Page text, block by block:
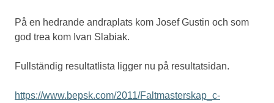
På en hedrande andraplats kom Josef Gustin och som
god trea kom Ivan Slabiak.
Fullständig resultatlista ligger nu på resultatsidan.
https://www.bepsk.com/2011/Faltmasterskap_c-